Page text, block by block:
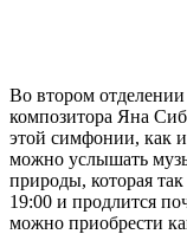
Во втором
композитора Яна
этой симфонии, как
можно услышать
природы, которая
19:00 и продлится
можно приобрести